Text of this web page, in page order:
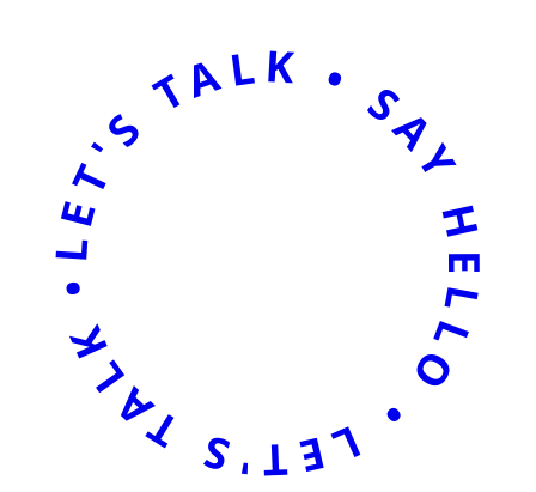
LET'S TALK • SAY HELLO • LET'S TALK • SAY HELLO •